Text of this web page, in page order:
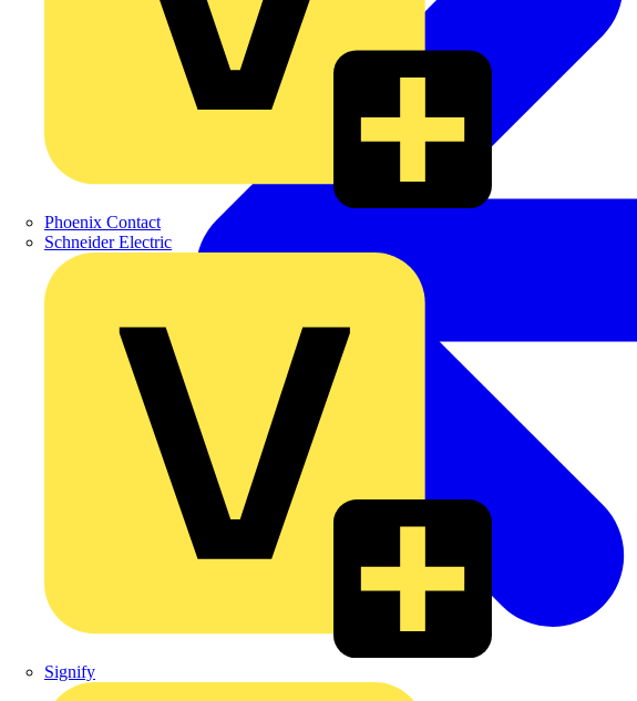
Phoenix Contact
Schneider Electric
Signify